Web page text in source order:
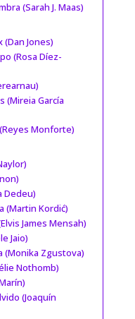
(Sarah J. Maas)
(Dan Jones)
(Rosa Díez-
(Mireia García
Monforte)
Dedeu)
(Martin Kordić)
James Mensah)
Jaio)
(Monika Zgustova)
Nothomb)
(Joaquín